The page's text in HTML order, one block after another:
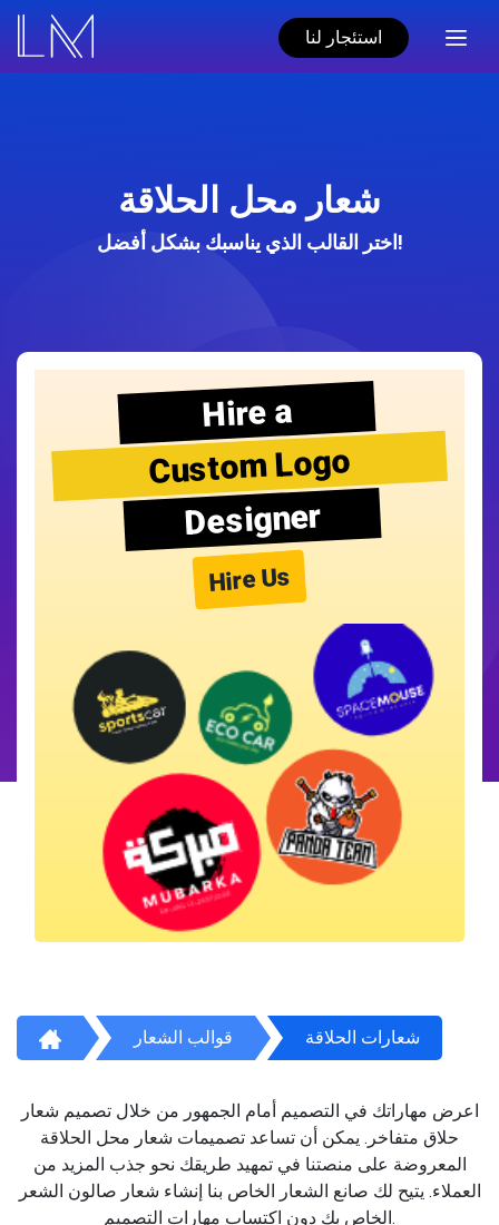
استئجار لنا
شعار محل الحلاقة
اختر القالب الذي يناسبك بشكل أفضل!
Hire a
Custom Logo
Designer
Hire Us
قوالب الشعار شعارات الحلاقة
اعرض مهاراتك في التصميم أمام الجمهور من خلال تصميم شعار
حلاق متفاخر. يمكن أن تساعد تصميمات شعار محل الحلاقة
المعروضة على منصتنا في تمهيد طريقك نحو جذب المزيد من
العملاء. يتيح لك صانع الشعار الخاص بنا إنشاء شعار صالون الشعر
الخاص بك دون اكتساب مهارات التصميم.